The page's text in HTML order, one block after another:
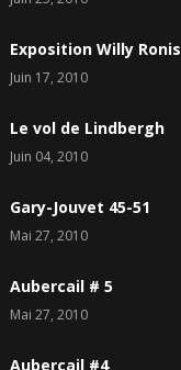
Exposition Willy Ronis
Juin 17, 2010
Le vol de Lindbergh
Juin 04, 2010
Gary-Jouvet 45-51
Mai 27, 2010
Aubercail # 5
Mai 27, 2010
Aubercail #4